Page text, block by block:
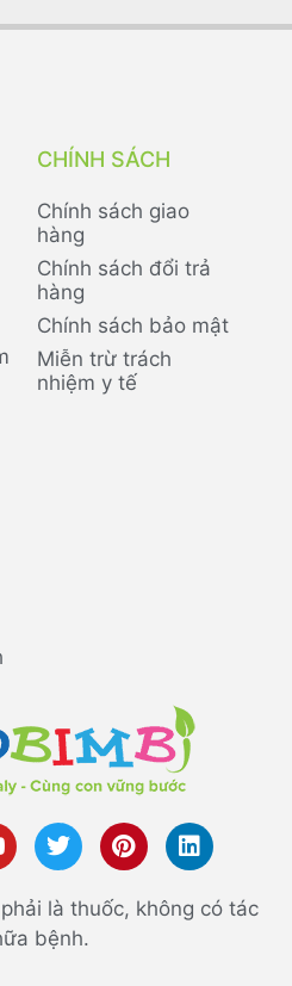
CHÍNH SÁCH
Chính sách giao
hàng
Chính sách đổi trả
hàng
Chính sách bảo mật
Miễn trừ trách
nhiệm y tế
là thuốc, không có tác
bệnh.